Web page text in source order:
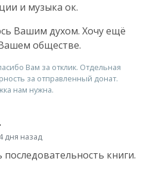
и музыка ок.
Вашим духом. Хочу ещё
обществе.
Вам за отклик. Отдельная
за отправленный донат.
нам нужна.
дня назад
книги.